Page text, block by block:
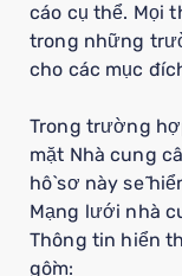
cáo cụ thể. Mọi
trong những
cho các mục
Trong trường
mặt Nhà cung
hồ sơ này sẽ
Mạng lưới nhà
Thông tin hiển
gồm: